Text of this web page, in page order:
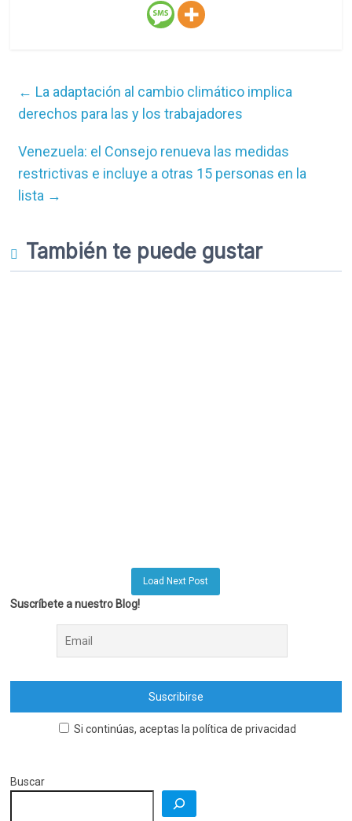
← La adaptación al cambio climático implica
derechos para las y los trabajadores
Venezuela: el Consejo renueva las medidas
restrictivas e incluye a otras 15 personas en la
lista →
También te puede gustar
Load Next Post
Suscríbete a nuestro Blog!
Si continúas, aceptas la política de privacidad
Buscar